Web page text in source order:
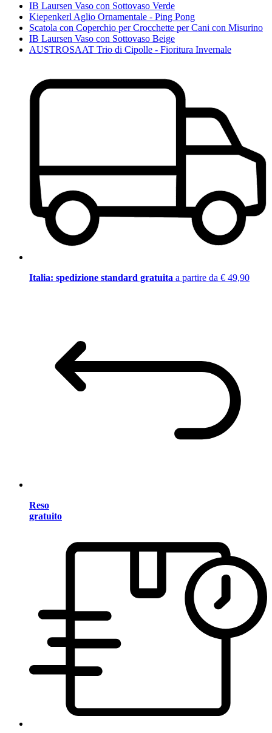
IB Laursen Vaso con Sottovaso Verde
Kiepenkerl Aglio Ornamentale - Ping Pong
Scatola con Coperchio per Crocchette per Cani con Misurino
IB Laursen Vaso con Sottovaso Beige
AUSTROSAAT Trio di Cipolle - Fioritura Invernale
Italia: spedizione standard gratuita a partire da € 49,90
Reso
gratuito